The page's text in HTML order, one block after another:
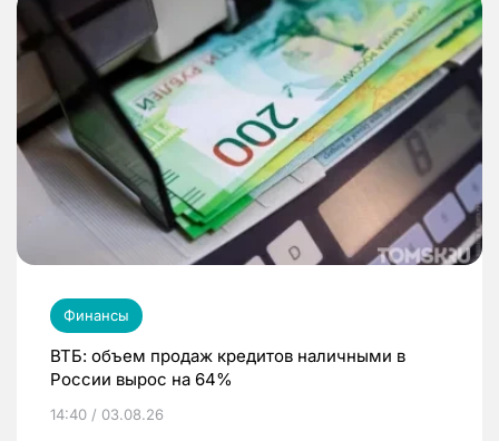
Финансы
ВТБ: объем продаж кредитов наличными в
России вырос на 64%
14:40 / 03.08.26